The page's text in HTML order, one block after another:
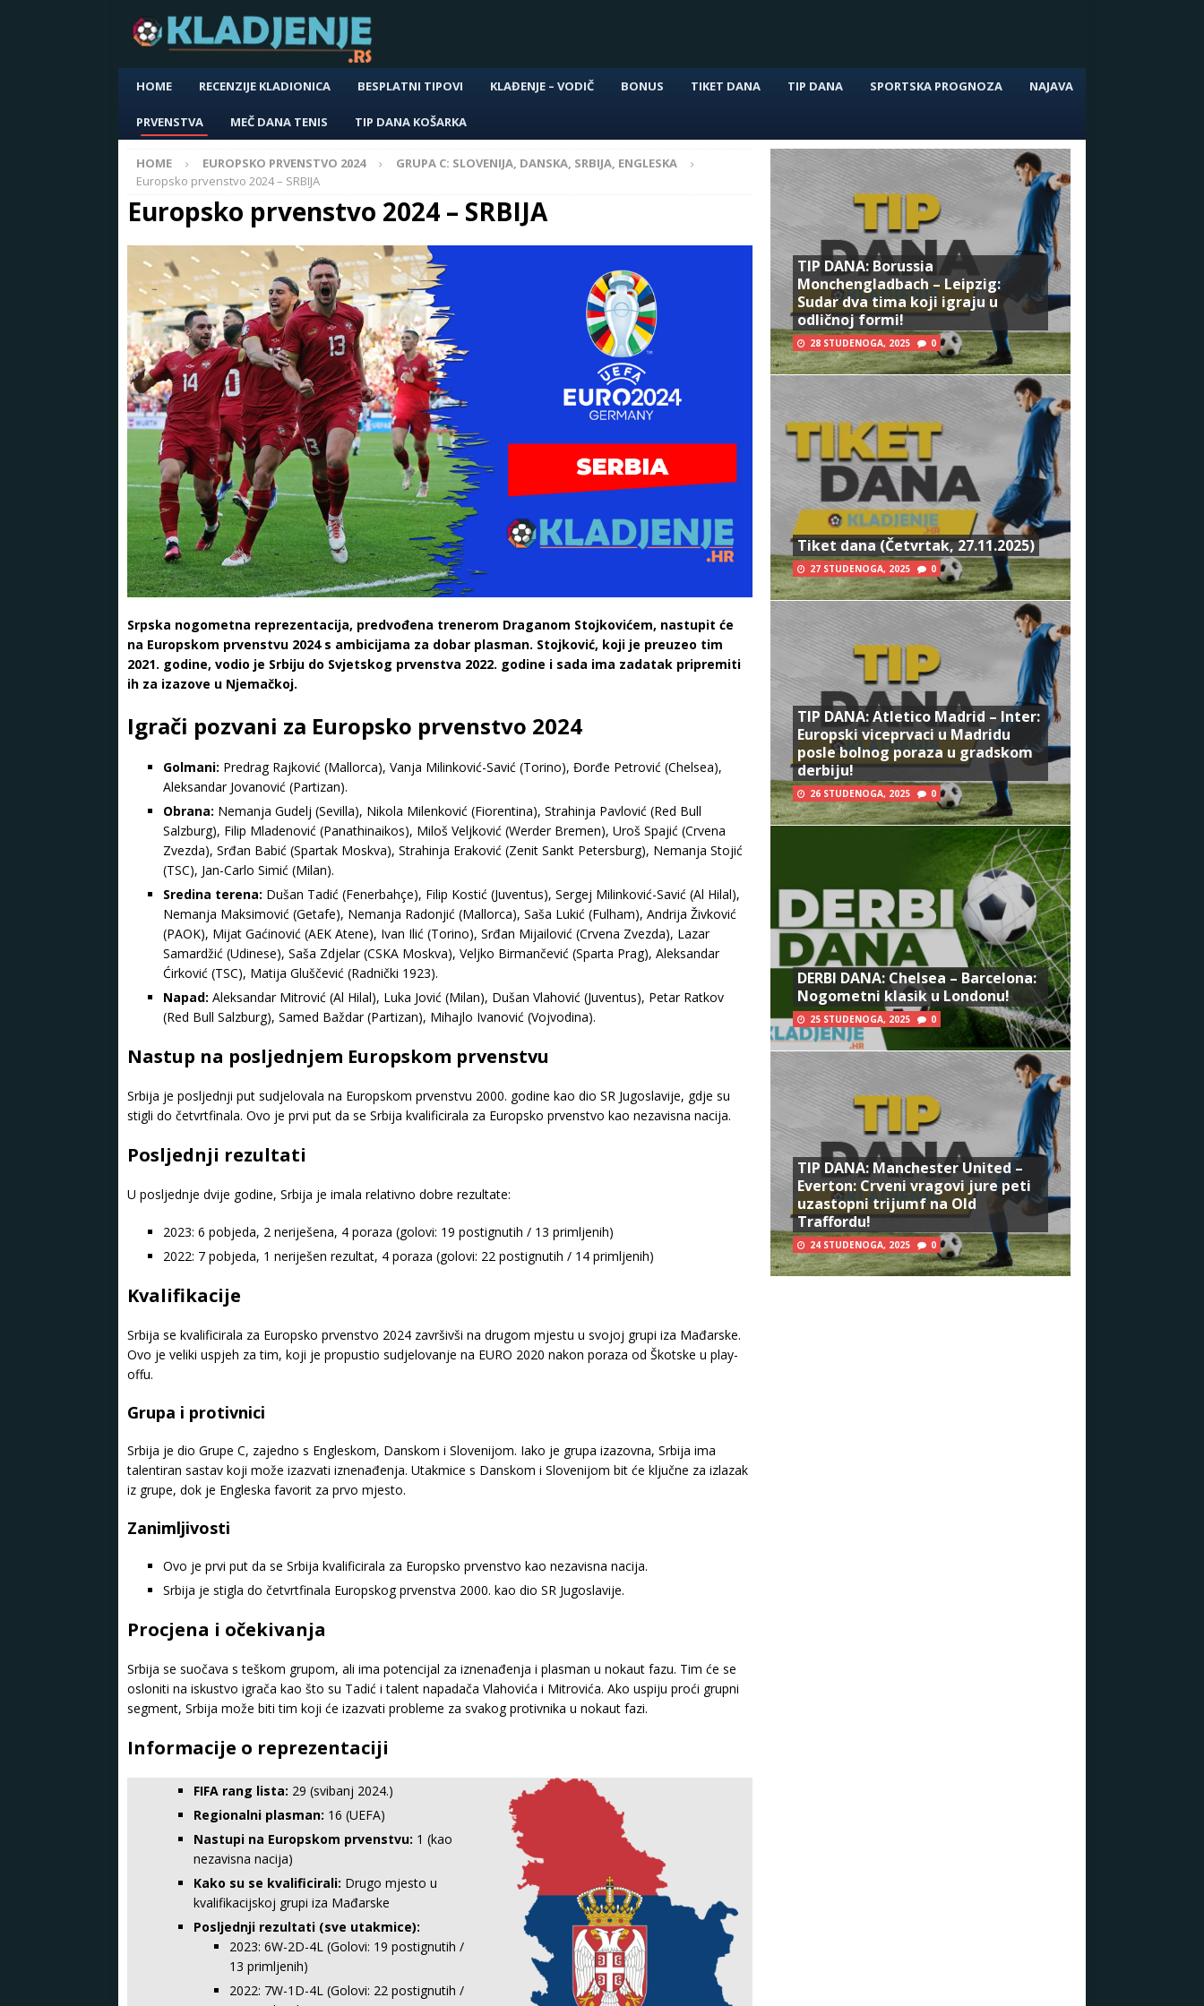
HOME RECENZIJE KLADIONICA BESPLATNI TIPOVI KLAĐENJE – VODIČ BONUS TIKET DANA TIP DANA SPORTSKA PROGNOZA NAJAVA
PRVENSTVA MEČ DANA TENIS TIP DANA KOŠARKA
HOME EUROPSKO PRVENSTVO 2024
GRUPA C: SLOVENIJA, DANSKA, SRBIJA, ENGLESKA
Europsko prvenstvo 2024 – SRBIJA
Europsko prvenstvo 2024 – SRBIJA
Srpska nogometna reprezentacija, predvođena trenerom Draganom Stojkovićem, nastupit će
na Europskom prvenstvu 2024 s ambicijama za dobar plasman. Stojković, koji je preuzeo tim
2021. godine, vodio je Srbiju do Svjetskog prvenstva 2022. godine i sada ima zadatak pripremiti
ih za izazove u Njemačkoj.
Igrači pozvani za Europsko prvenstvo 2024
Golmani: Predrag Rajković (Mallorca), Vanja Milinković-Savić (Torino), Đorđe Petrović (Chelsea),
Aleksandar Jovanović (Partizan).
Obrana: Nemanja Gudelj (Sevilla), Nikola Milenković (Fiorentina), Strahinja Pavlović (Red Bull
Salzburg), Filip Mladenović (Panathinaikos), Miloš Veljković (Werder Bremen), Uroš Spajić (Crvena
Zvezda), Srđan Babić (Spartak Moskva), Strahinja Eraković (Zenit Sankt Petersburg), Nemanja Stojić
(TSC), Jan-Carlo Simić (Milan).
Sredina terena: Dušan Tadić (Fenerbahçe), Filip Kostić (Juventus), Sergej Milinković-Savić (Al Hilal),
Nemanja Maksimović (Getafe), Nemanja Radonjić (Mallorca), Saša Lukić (Fulham), Andrija Živković
(PAOK), Mijat Gaćinović (AEK Atene), Ivan Ilić (Torino), Srđan Mijailović (Crvena Zvezda), Lazar
Samardžić (Udinese), Saša Zdjelar (CSKA Moskva), Veljko Birmančević (Sparta Prag), Aleksandar
Ćirković (TSC), Matija Gluščević (Radnički 1923).
Napad: Aleksandar Mitrović (Al Hilal), Luka Jović (Milan), Dušan Vlahović (Juventus), Petar Ratkov
(Red Bull Salzburg), Samed Baždar (Partizan), Mihajlo Ivanović (Vojvodina).
Nastup na posljednjem Europskom prvenstvu
Srbija je posljednji put sudjelovala na Europskom prvenstvu 2000. godine kao dio SR Jugoslavije, gdje su
stigli do četvrtfinala. Ovo je prvi put da se Srbija kvalificirala za Europsko prvenstvo kao nezavisna nacija.
Posljednji rezultati
U posljednje dvije godine, Srbija je imala relativno dobre rezultate:
2023: 6 pobjeda, 2 neriješena, 4 poraza (golovi: 19 postignutih / 13 primljenih)
2022: 7 pobjeda, 1 neriješen rezultat, 4 poraza (golovi: 22 postignutih / 14 primljenih)
Kvalifikacije
Srbija se kvalificirala za Europsko prvenstvo 2024 završivši na drugom mjestu u svojoj grupi iza Mađarske.
Ovo je veliki uspjeh za tim, koji je propustio sudjelovanje na EURO 2020 nakon poraza od Škotske u play-
offu.
Grupa i protivnici
Srbija je dio Grupe C, zajedno s Engleskom, Danskom i Slovenijom. Iako je grupa izazovna, Srbija ima
talentiran sastav koji može izazvati iznenađenja. Utakmice s Danskom i Slovenijom bit će ključne za izlazak
iz grupe, dok je Engleska favorit za prvo mjesto.
Zanimljivosti
Ovo je prvi put da se Srbija kvalificirala za Europsko prvenstvo kao nezavisna nacija.
Srbija je stigla do četvrtfinala Europskog prvenstva 2000. kao dio SR Jugoslavije.
Procjena i očekivanja
Srbija se suočava s teškom grupom, ali ima potencijal za iznenađenja i plasman u nokaut fazu. Tim će se
osloniti na iskustvo igrača kao što su Tadić i talent napadača Vlahovića i Mitrovića. Ako uspiju proći grupni
segment, Srbija može biti tim koji će izazvati probleme za svakog protivnika u nokaut fazi.
Informacije o reprezentaciji
FIFA rang lista: 29 (svibanj 2024.)
Regionalni plasman: 16 (UEFA)
Nastupi na Europskom prvenstvu: 1 (kao
nezavisna nacija)
Kako su se kvalificirali: Drugo mjesto u
kvalifikacijskoj grupi iza Mađarske
Posljednji rezultati (sve utakmice):
2023: 6W-2D-4L (Golovi: 19 postignutih /
13 primljenih)
2022: 7W-1D-4L (Golovi: 22 postignutih /
TIP DANA: Borussia
Monchengladbach – Leipzig:
Sudar dva tima koji igraju u
odličnoj formi!
28 STUDENOGA, 2025 0
Tiket dana (Četvrtak, 27.11.2025)
27 STUDENOGA, 2025 0
TIP DANA: Atletico Madrid – Inter:
Europski viceprvaci u Madridu
posle bolnog poraza u gradskom
derbiju!
26 STUDENOGA, 2025 0
DERBI DANA: Chelsea – Barcelona:
Nogometni klasik u Londonu!
25 STUDENOGA, 2025 0
TIP DANA: Manchester United –
Everton: Crveni vragovi jure peti
uzastopni trijumf na Old
Traffordu!
24 STUDENOGA, 2025 0